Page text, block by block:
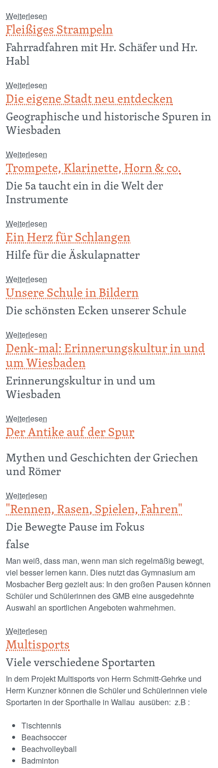
Weiterlesen
Fleißiges Strampeln
Fahrradfahren mit Hr. Schäfer und Hr.
Habl
Weiterlesen
Die eigene Stadt neu entdecken
Geographische und historische Spuren in
Wiesbaden
Weiterlesen
Trompete, Klarinette, Horn & co.
Die 5a taucht ein in die Welt der
Instrumente
Weiterlesen
Ein Herz für Schlangen
Hilfe für die Äskulapnatter
Weiterlesen
Unsere Schule in Bildern
Die schönsten Ecken unserer Schule
Weiterlesen
Denk-mal: Erinnerungskultur in und
um Wiesbaden
Erinnerungskultur in und um
Wiesbaden
Weiterlesen
Der Antike auf der Spur
Mythen und Geschichten der Griechen
und Römer
Weiterlesen
"Rennen, Rasen, Spielen, Fahren"
Die Bewegte Pause im Fokus
false
Man weiß, dass man, wenn man sich regelmäßig bewegt,
viel besser lernen kann. Dies nutzt das Gymnasium am
Mosbacher Berg gezielt aus: In den großen Pausen können
Schüler und Schülerinnen des GMB eine ausgedehnte
Auswahl an sportlichen Angeboten wahrnehmen.
Weiterlesen
Multisports
Viele verschiedene Sportarten
In dem Projekt Multisports von Herrn Schmitt-Gehrke und
Herrn Kunzner können die Schüler und Schülerinnen viele
Sportarten in der Sporthalle in Wallau ausüben: z.B :
Tischtennis
Beachsoccer
Beachvolleyball
Badminton